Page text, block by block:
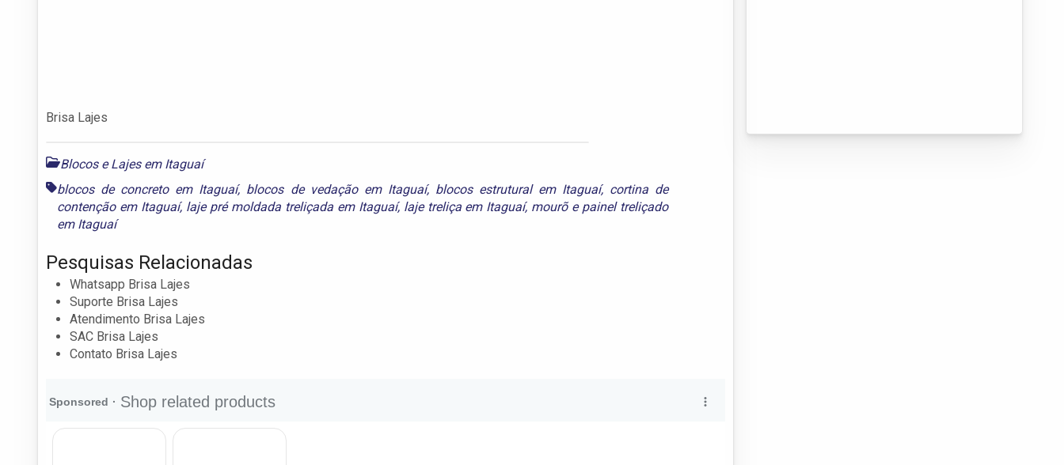
Brisa Lajes
Blocos e Lajes em Itaguaí
blocos de concreto em Itaguaí, blocos de vedação em Itaguaí, blocos estrutural em Itaguaí, cortina de
contenção em Itaguaí, laje pré moldada treliçada em Itaguaí, laje treliça em Itaguaí, mourõe painel treliçado
em Itaguaí
Pesquisas Relacionadas
Whatsapp Brisa Lajes
Suporte Brisa Lajes
Atendimento Brisa Lajes
SAC Brisa Lajes
Contato Brisa Lajes